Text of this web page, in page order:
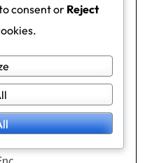
2-3-2-3,
στόχους
στην ανάπτυξη
των ομαδικών
επικοινωνίας.
με τη θέση
consent or Reject